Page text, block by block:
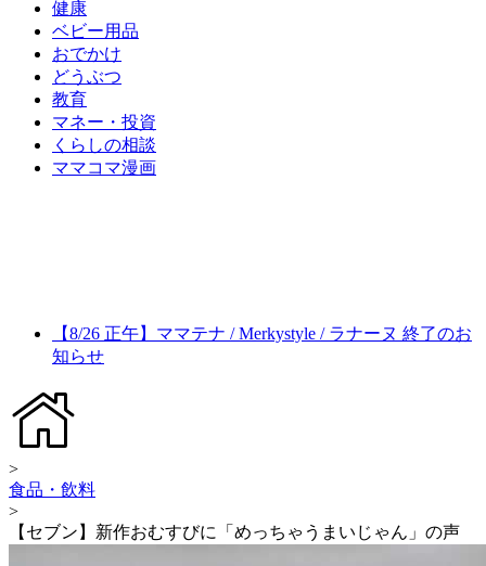
健康
ベビー用品
おでかけ
どうぶつ
教育
マネー・投資
くらしの相談
ママコマ漫画
【8/26 正午】ママテナ / Merkystyle / ラナーヌ 終了のお
知らせ
>
食品・飲料
>
【セブン】新作おむすびに「めっちゃうまいじゃん」の声